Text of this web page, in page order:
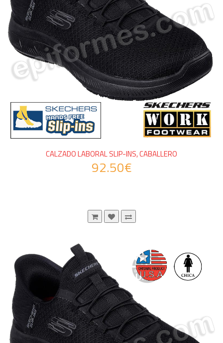
CALZADO LABORAL SLIP-INS, CABALLERO
92.50€